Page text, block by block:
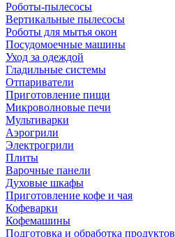
Роботы-пылесосы
Вертикальные пылесосы
Роботы для мытья окон
Посудомоечные машины
Уход за одеждой
Гладильные системы
Отпариватели
Приготовление пищи
Микроволновые печи
Мультиварки
Аэрогрили
Электрогрили
Плиты
Варочные панели
Духовые шкафы
Приготовление кофе и чая
Кофеварки
Кофемашины
Подготовка и обработка продуктов